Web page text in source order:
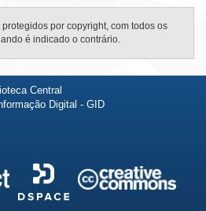
por copyright, com todos os
é indicado o contrário.
Central
Digital - GID